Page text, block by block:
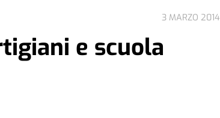
3 MARZO 2014
e scuola